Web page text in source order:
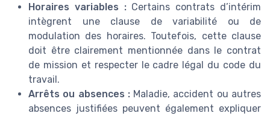
Horaires variables :Certains contrats d’intérim
intègrent une clause de variabilité ou de
modulation des horaires. Toutefois, cette clause
doit être clairement mentionnée dans le contrat
de mission et respecter le cadre légal du code du
travail.
Arrêts ou absences :Maladie, accident ou autres
absences justifiées peuvent également expliquer